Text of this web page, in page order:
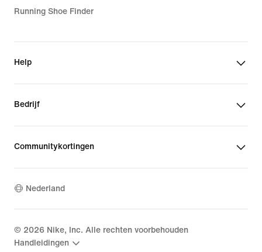
Running Shoe Finder
Help
Bedrijf
Communitykortingen
Nederland
© 2026 Nike, Inc. Alle rechten voorbehouden
Handleidingen